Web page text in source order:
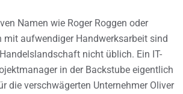
Namen wie Roger Roggen oder
mit aufwendiger Handwerksarbeit sind
nicht üblich. Ein IT-
in der Backstube eigentlich
die verschwägerten Unternehmer Oliver